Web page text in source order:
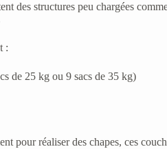
des structures peu chargées
:
de 25 kg ou 9 sacs de 35 kg)
pour réaliser des chapes, ces